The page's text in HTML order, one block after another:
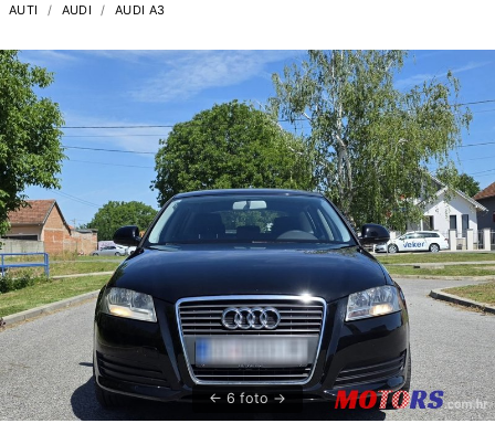
AUTI AUDI AUDI A3
6 foto